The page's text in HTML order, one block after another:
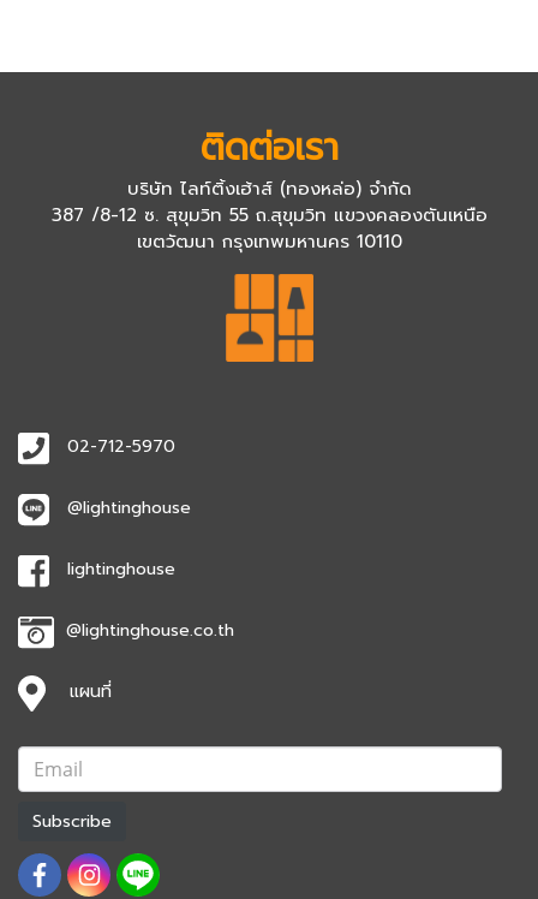
ติดต่อเรา
บริษัท ไลท์ติ้งเฮ้าส์ (ทองหล่อ) จำกัด
387 /8-12 ซ. สุขุมวิท 55 ถ.สุขุมวิท แขวงคลองตันเหนือ
เขตวัฒนา กรุงเทพมหานคร 10110
02-712-5970
@lightinghouse
lightinghouse
@lightinghouse.co.th
แผนที่
Subscribe